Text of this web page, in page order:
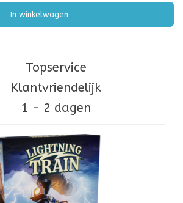
In winkelwagen
Topservice
Klantvriendelijk
1 - 2 dagen